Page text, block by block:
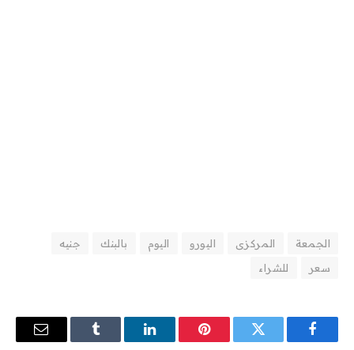
الجمعة المركزى اليورو اليوم بالبنك
جنيه
سعر
للشراء
فيسبوك تويتر بينتيريستلينكدإن Tumblr
البريد